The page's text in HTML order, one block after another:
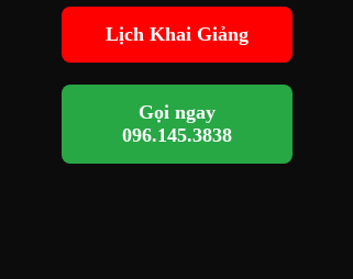
Lịch Khai Giảng
Gọi ngay
096.145.3838